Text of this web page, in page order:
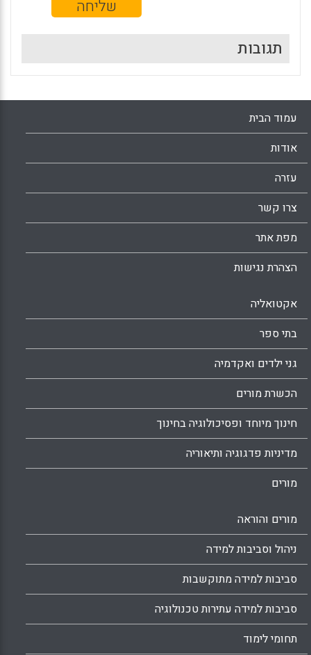
תגובות
עמוד הבית
אודות
עזרה
צרו קשר
מפת אתר
הצהרת נגישות
אקטואליה
בתי ספר
גני ילדים ואקדמיה
הכשרת מורים
חינוך מיוחד ופסיכולוגיה בחינוך
מדיניות פדגוגיה ותיאוריה
מורים
מורים והוראה
ניהול וסביבות למידה
סביבות למידה מתוקשבות
סביבות למידה עתירות טכנולוגיה
תחומי לימוד